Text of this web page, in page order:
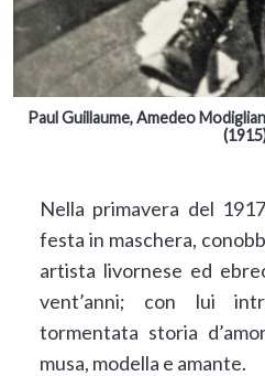
Paul Guillaume, Amedeo
Nella primavera del
festa in maschera,
artista livornese ed
vent’anni; con lui
tormentata storia
musa, modella e amante.